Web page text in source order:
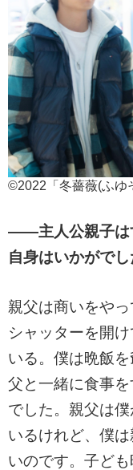
©2022「冬薔薇(ふゆ
――主人公親子は
自身はいかがでし
親父は商いをや
シャッターを開
いる。僕は晩飯
父と一緒に食事
でした。親父は
いるけれど、僕
いのです。子ど